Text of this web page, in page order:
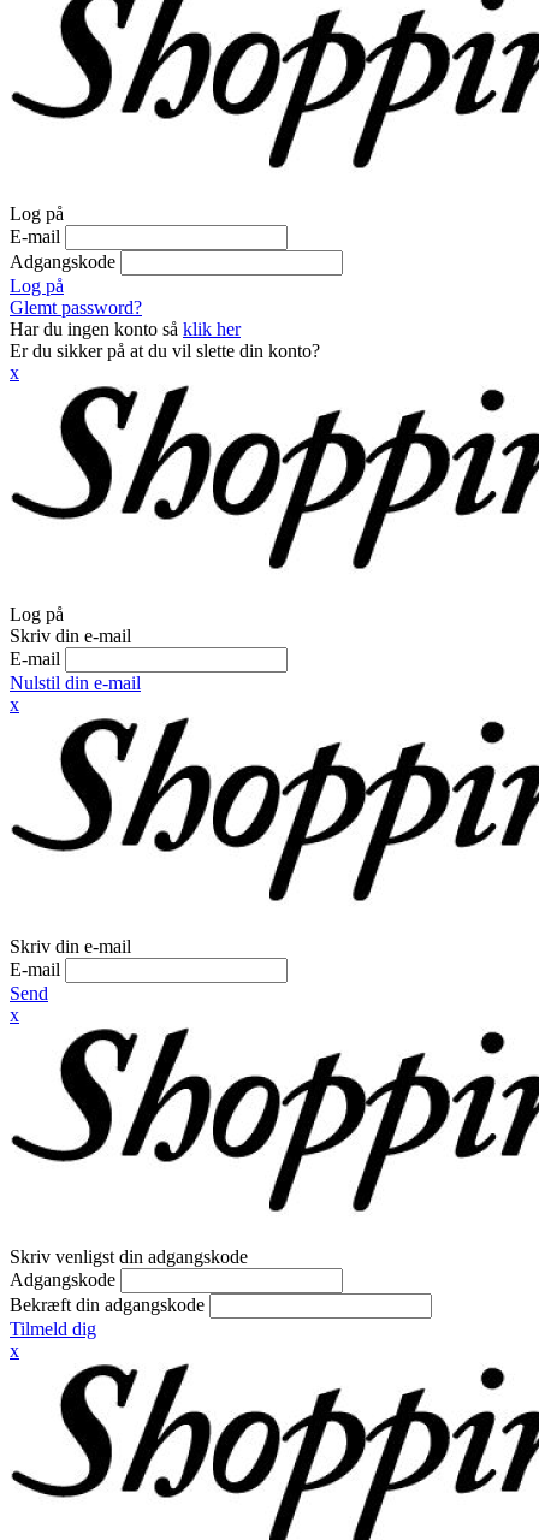
Log på
E-mail
Adgangskode
Log på
Glemt password?
Har du ingen konto så klik her
Er du sikker på at du vil slette din konto?
x
Log på
Skriv din e-mail
E-mail
Nulstil din e-mail
x
Skriv din e-mail
E-mail
Send
x
Skriv venligst din adgangskode
Adgangskode
Bekræft din adgangskode
Tilmeld dig
x